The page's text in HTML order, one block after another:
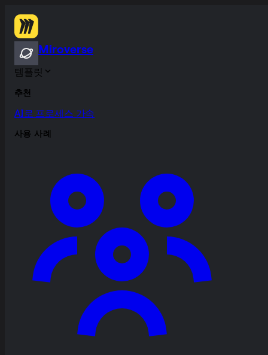
Miroverse
템플릿
추천
AI로 프로세스 가속
사용 사례